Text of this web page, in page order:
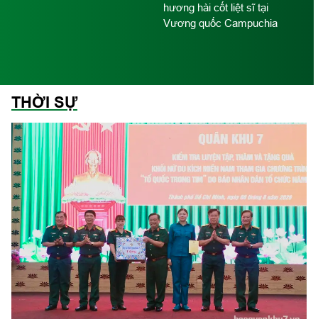
hương hài cốt liệt sĩ tại
Vương quốc Campuchia
THỜI SỰ